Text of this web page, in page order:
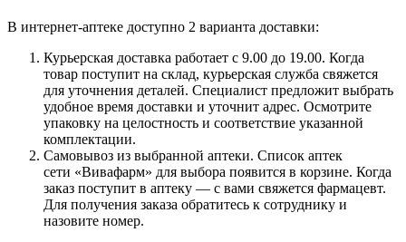
В интернет-аптеке доступно 2 варианта доставки:
Курьерская доставка работает с 9.00 до 19.00. Когда
товар поступит на склад, курьерская служба свяжется
для уточнения деталей. Специалист предложит выбрать
удобное время доставки и уточнит адрес. Осмотрите
упаковку на целостность и соответствие указанной
комплектации.
Самовывоз из выбранной аптеки. Список аптек
сети «Вивафарм» для выбора появится в корзине. Когда
заказ поступит в аптеку — с вами свяжется фармацевт.
Для получения заказа обратитесь к сотруднику и
назовите номер.